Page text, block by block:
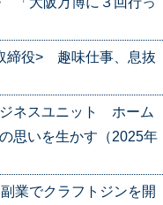
締役> 趣味仕事、息抜
ネスユニット ホーム
思いを生かす（2025年
業でクラフトジンを開